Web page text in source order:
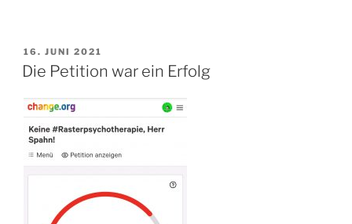
VERÖFFENTLICHT
AM
16. JUNI 2021
Die Petition war ein Erfolg